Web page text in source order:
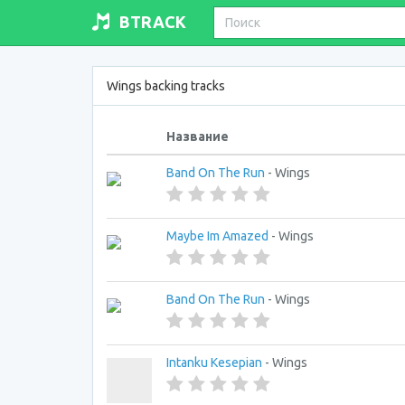
BTRACK
Wings backing tracks
Название
Band On The Run - Wings
Maybe Im Amazed - Wings
Band On The Run - Wings
Intanku Kesepian - Wings